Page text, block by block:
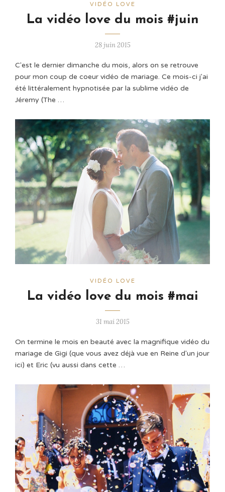
VIDÉO LOVE
La vidéo love du mois #juin
28 juin 2015
C'est le dernier dimanche du mois, alors on se retrouve
pour mon coup de coeur vidéo de mariage. Ce mois-ci j'ai
été littéralement hypnotisée par la sublime vidéo de
Jéremy (The …
VIDÉO LOVE
La vidéo love du mois #mai
31 mai 2015
On termine le mois en beauté avec la magnifique vidéo du
mariage de Gigi (que vous avez déjà vue en Reine d'un jour
ici) et Eric (vu aussi dans cette …